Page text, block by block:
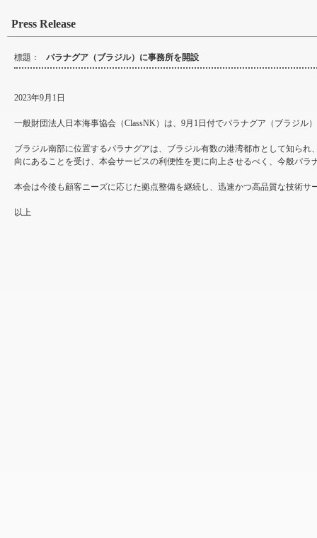
Press Release
標題： パラナグア（ブラジル）に事務所を開設
2023年9月1日
一般財団法人日本海事協会（ClassNK）は、9月1日付でパラナグア（ブラジル
ブラジル南部に位置するパラナグアは、ブラジル有数の港湾都市として知ら
向にあることを受け、本会サービスの利便性を更に向上させるべく、今般パラ
本会は今後も顧客ニーズに応じた拠点整備を継続し、迅速かつ高品質な技術サ
以上